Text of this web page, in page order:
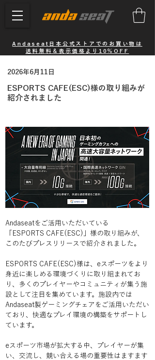
Andaseat日本公式ストアでのお買い物は
送料無料＆表示価格より10％OFF
2026年6月11日
ESPORTS CAFE(ESC)様の取り組みが
紹介されました
Andaseatをご活用いただいている
「ESPORTS CAFE(ESC)」様の取り組みが、
このたびプレスリリースで紹介されました。
ESPORTS CAFE(ESC)様は、eスポーツをより
身近に楽しめる環境づくりに取り組まれてお
り、多くのプレイヤーやコミュニティが集う施
設として注目を集めています。施設内では
Andaseat製ゲーミングチェアをご活用いただい
ており、快適なプレイ環境の構築をサポートし
ています。
eスポーツ市場が拡大する中、プレイヤーが集
い、交流し、競い合える場の重要性はますます